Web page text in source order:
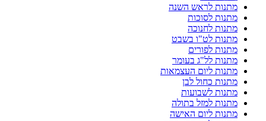
מתנות לראש השנה
מתנות לסוכות
מתנות לחנוכה
מתנות לט"ו בשבט
מתנות לפורים
מתנות לל"ג בעומר
מתנות ליום העצמאות
מתנות כחול לבן
מתנות לשבועות
מתנות למזל בתולה
מתנות ליום האישה